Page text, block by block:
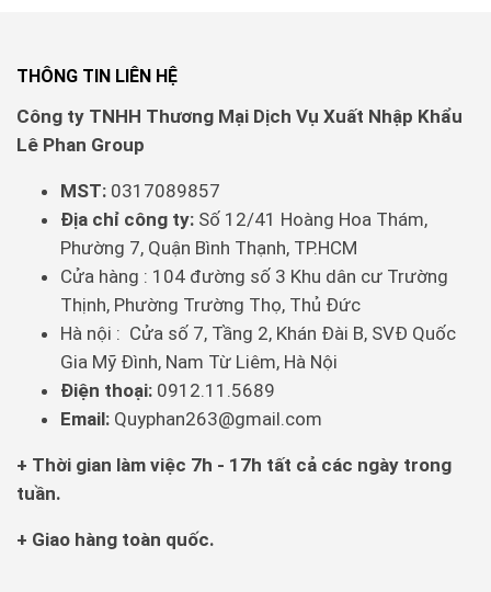
THÔNG TIN LIÊN HỆ
Công ty TNHH Thương Mại Dịch Vụ Xuất Nhập Khẩu
Lê Phan Group
MST: 0317089857
Địa chỉ công ty: Số 12/41 Hoàng Hoa Thám,
Phường 7, Quận Bình Thạnh, TP.HCM
Cửa hàng : 104 đường số 3 Khu dân cư Trường
Thịnh, Phường Trường Thọ, Thủ Đức
Hà nội : Cửa số 7, Tầng 2, Khán Đài B, SVĐ Quốc
Gia Mỹ Đình, Nam Từ Liêm, Hà Nội
Điện thoại: 0912.11.5689
Email: Quyphan263@gmail.com
+ Thời gian làm việc 7h - 17h tất cả các ngày trong
tuần.
+ Giao hàng toàn quốc.